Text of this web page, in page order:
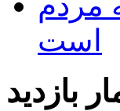
است
بازدید